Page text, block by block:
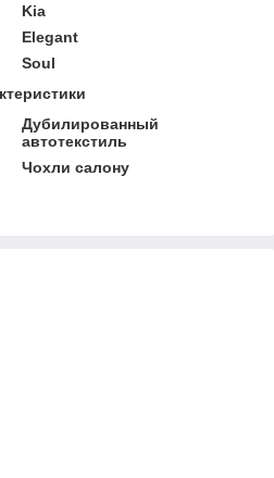
Kia
Elegant
Soul
Дубилированный
автотекстиль
Чохли салону